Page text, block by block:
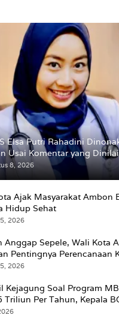
Elsa Putri Rahadini
Usai Komentar yang
BPJS
8, 2026
Ajak Masyarakat Ambon
Hidup Sehat
2026
Anggap Sepele, Wali Kota
Pentingnya Perencanaan
2026
Kejagung Soal Program
Triliun Per Tahun, Kepala